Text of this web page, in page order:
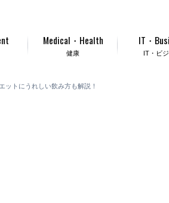
健康
Medical・Health
IT・ビ
IT・
ットにうれしい飲み方も解説！